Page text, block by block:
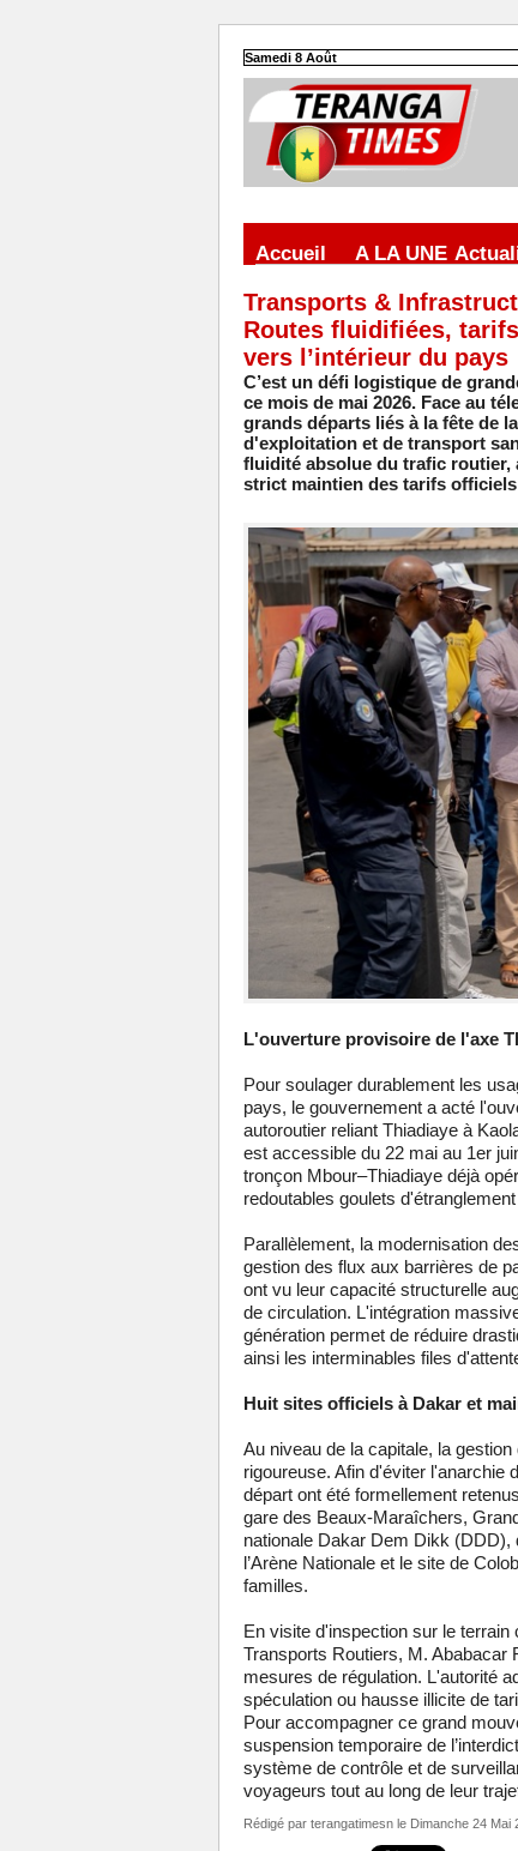
Samedi 8 Août
Accueil A LA UNE
Transports &
Routes fluidifiées,
vers l’intérieur du pays
C’est un défi logistique de
ce mois de mai 2026. Face au
grands départs liés à la fête de
d'exploitation et de transport
fluidité absolue du trafic routier,
strict maintien des tarifs
L'ouverture provisoire de l'axe
Pour soulager durablement les
pays, le gouvernement a acté
autoroutier reliant Thiadiaye à
est accessible du 22 mai au 1er
tronçon Mbour–Thiadiaye déjà
redoutables goulets
Parallèlement, la modernisation
gestion des flux aux barrières de
ont vu leur capacité structurelle
de circulation. L'intégration
génération permet de réduire
ainsi les interminables files
Huit sites officiels à Dakar et
Au niveau de la capitale, la
rigoureuse. Afin d'éviter l'anarchie
départ ont été formellement
gare des Beaux-Maraîchers,
nationale Dakar Dem Dikk
l’Arène Nationale et le site de
familles.
En visite d'inspection sur le
Transports Routiers, M.
mesures de régulation. L'autorité
spéculation ou hausse illicite de
Pour accompagner ce grand
suspension temporaire de
système de contrôle et de
voyageurs tout au long de leur
Rédigé par terangatimesnle Dimanche 24 Mai